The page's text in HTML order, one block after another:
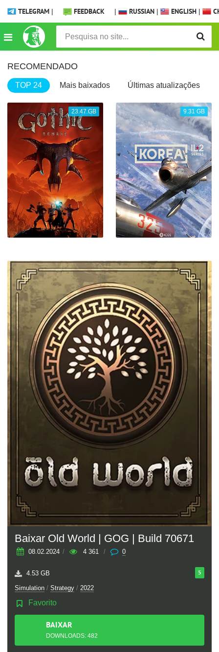
TELEGRAM | FEEDBACK | RUSSIAN | ENGLISH |
RECOMENDADO
TOP 24 Mais baixados Últimas atualizações
23.47 GB 9.31 GB
Baixar Old World | GOG | Build 70671
08.02.2024 / 4 361 / 0
5
4.53 GB
Simulation / Strategy / 2022
Favorito
BAIXAR
TORRENTDOWNLOADS: 482